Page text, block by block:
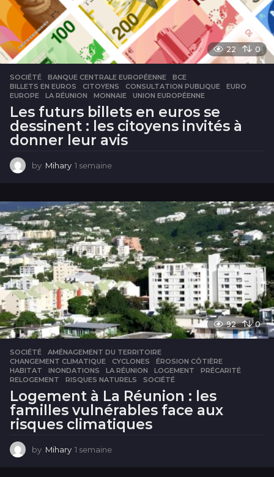
22 0
SOCIÉTÉ BANQUE CENTRALE EUROPÉENNE ,BCE
BILLETS EN EUROS
,CITOYENS ,CONSULTATION PUBLIQUE ,EURO
EUROPE
,LA RÉUNION ,MONNAIE ,UNION EUROPÉENNE
Les futurs billets en euros se
dessinent : les citoyens invités à
donner leur avis
by Mihary 1 semaine
m
a
i
n
e
92 0
SOCIÉTÉ AMÉNAGEMENT DU TERRITOIRE
CHANGEMENT CLIMATIQUE
,CYCLONES ,ÉROSION CÔTIÈRE
HABITAT
,INONDATIONS ,LA RÉUNION ,LOGEMENT ,PRÉCARITÉ
RELOGEMENT
,RISQUES NATURELS ,SOCIÉTÉ
Logement à La Réunion : les
familles vulnérables face aux
risques climatiques
by Mihary 1 semaine